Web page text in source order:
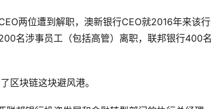
两位遭到解职，澳新银行CEO就2016年来该
名涉事员工（包括高管）离职，联邦银行400
区块链这块避风港。